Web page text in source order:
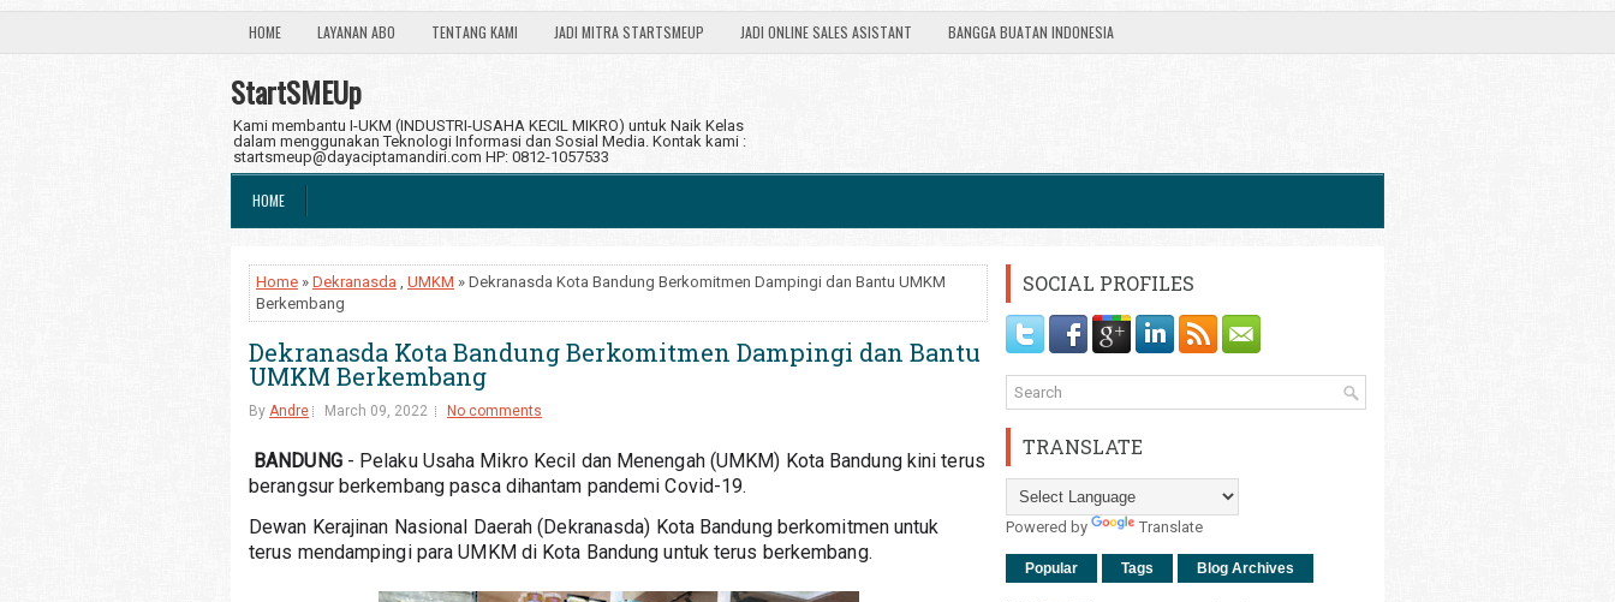
HOME LAYANAN ABO TENTANG KAMI JADI MITRA STARTSMEUP JADI ONLINE SALES ASISTANT BANGGA BUATAN INDONESIA
StartSMEUp
Kami membantu I-UKM (INDUSTRI-USAHA KECIL MIKRO) untuk Naik Kelas
dalam menggunakan Teknologi Informasi dan Sosial Media. Kontak kami :
startsmeup@dayaciptamandiri.com HP: 0812-1057533
HOME
Home » Dekranasda , UMKM » Dekranasda Kota Bandung Berkomitmen Dampingi dan Bantu UMKM
Berkembang
Dekranasda Kota Bandung Berkomitmen Dampingi dan Bantu
UMKM Berkembang
By Andre March 09, 2022 No comments
BANDUNG - Pelaku Usaha Mikro Kecil dan Menengah (UMKM) Kota Bandung kini terus
berangsur berkembang pasca dihantam pandemi Covid-19.
Dewan Kerajinan Nasional Daerah (Dekranasda) Kota Bandung berkomitmen untuk
terus mendampingi para UMKM di Kota Bandung untuk terus berkembang.
SOCIAL PROFILES
TRANSLATE
Powered by Translate
Popular Tags Blog Archives